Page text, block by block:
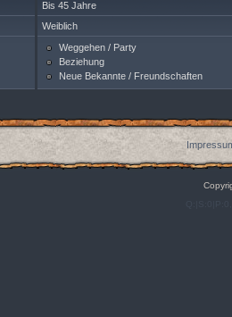
Bis 45 Jahre
Weiblich
Weggehen / Party
Beziehung
Neue Bekannte / Freundschaften